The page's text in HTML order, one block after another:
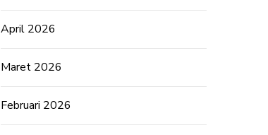
April 2026
Maret 2026
Februari 2026